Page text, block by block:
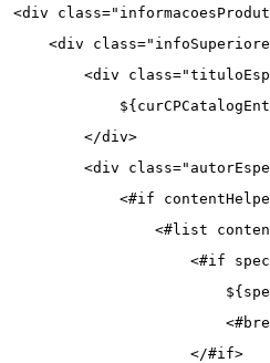
<div
<div
<div
</div>
<div
<#if
<#list
<#if
</#if>